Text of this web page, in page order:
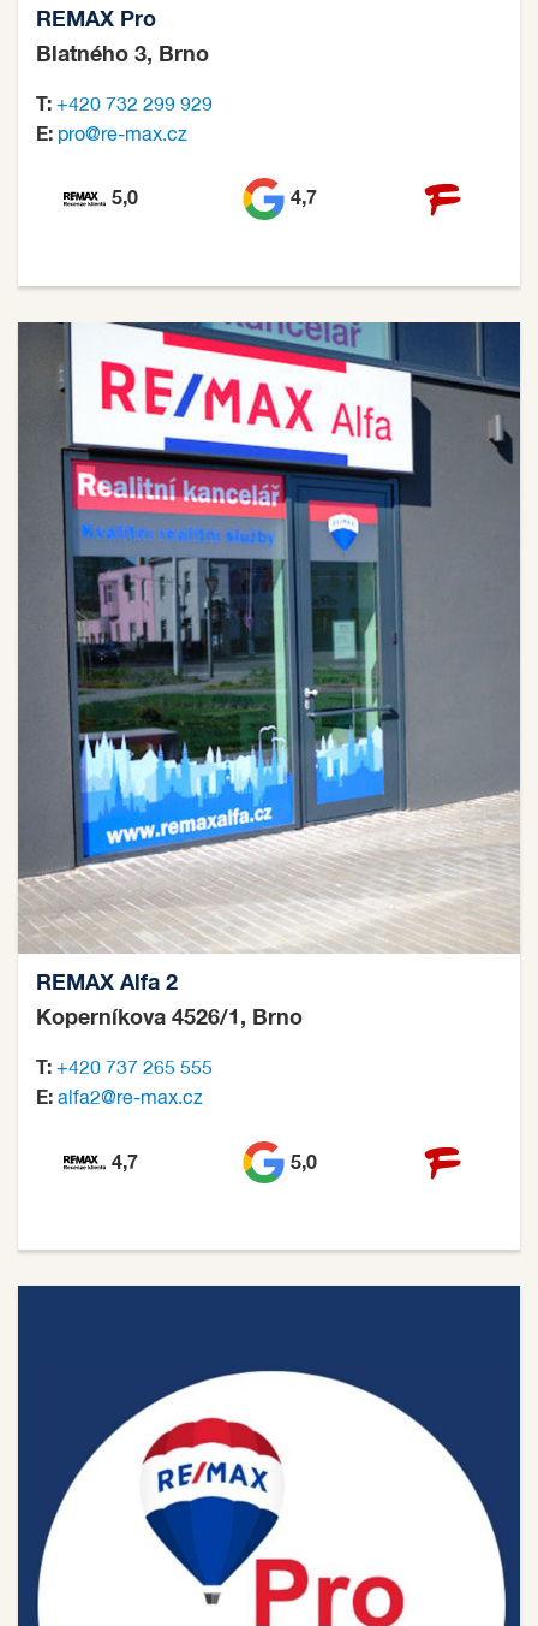
REMAX Pro
Blatného 3, Brno
T: +420 732 299 929
E: pro@re-max.cz
5,0 4,7
REMAX Alfa 2
Koperníkova 4526/1, Brno
T: +420 737 265 555
E: alfa2@re-max.cz
4,7 5,0